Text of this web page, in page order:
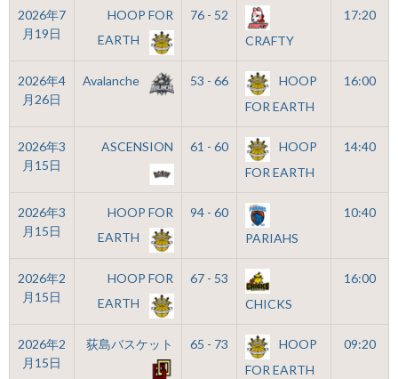
2026年7
月19日
HOOP FOR
EARTH
76 - 52
CRAFTY
17:20
2026年4
月26日
Avalanche 53 - 66
HOOP
FOR EARTH
16:00
2026年3
月15日
ASCENSION 61 - 60
HOOP
FOR EARTH
14:40
2026年3
月15日
HOOP FOR
EARTH
94 - 60
PARIAHS
10:40
2026年2
月15日
HOOP FOR
EARTH
67 - 53
CHICKS
16:00
2026年2
月15日
荻島バスケット 65 - 73
HOOP
FOR EARTH
09:20